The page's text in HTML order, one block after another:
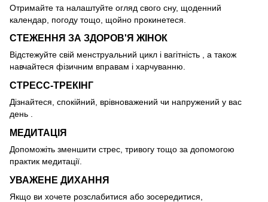
Отримайте та налаштуйте огляд свого сну, щоденний
календар, погоду тощо, щойно прокинетеся.
СТЕЖЕННЯ ЗА ЗДОРОВ'Я ЖІНОК
Відстежуйте свій менструальний цикл і вагітність , а також
навчайтеся фізичним вправам і харчуванню.
СТРЕСС-ТРЕКІНГ
Дізнайтеся, спокійний, врівноважений чи напружений у вас
день .
МЕДИТАЦІЯ
Допоможіть зменшити стрес, тривогу тощо за допомогою
практик медитації.
УВАЖЕНЕ ДИХАННЯ
Якщо ви хочете розслабитися або зосередитися,